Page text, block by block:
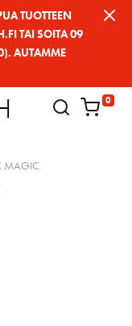
TUOTTEEN
TAI SOITA 09
AUTAMME
0
MAGIC